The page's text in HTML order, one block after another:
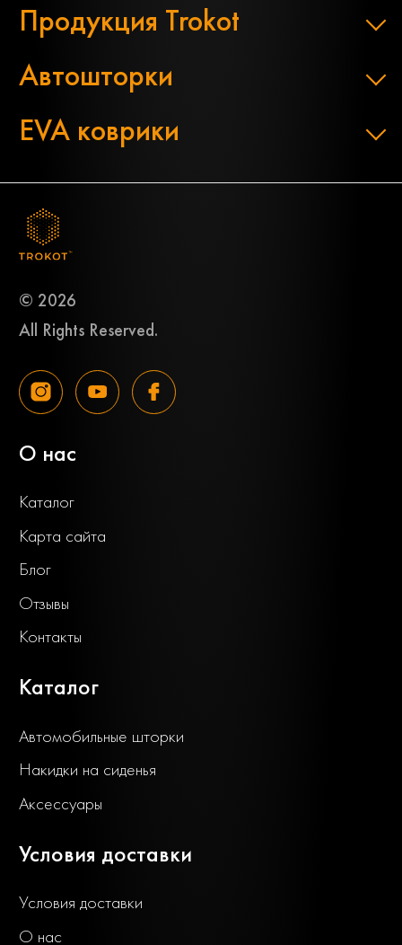
Продукция Trokot
Автошторки
EVA коврики
© 2026
All Rights Reserved.
О нас
Каталог
Карта сайта
Блог
Отзывы
Контакты
Каталог
Автомобильные шторки
Накидки на сиденья
Аксессуары
Условия доставки
Условия доставки
О нас